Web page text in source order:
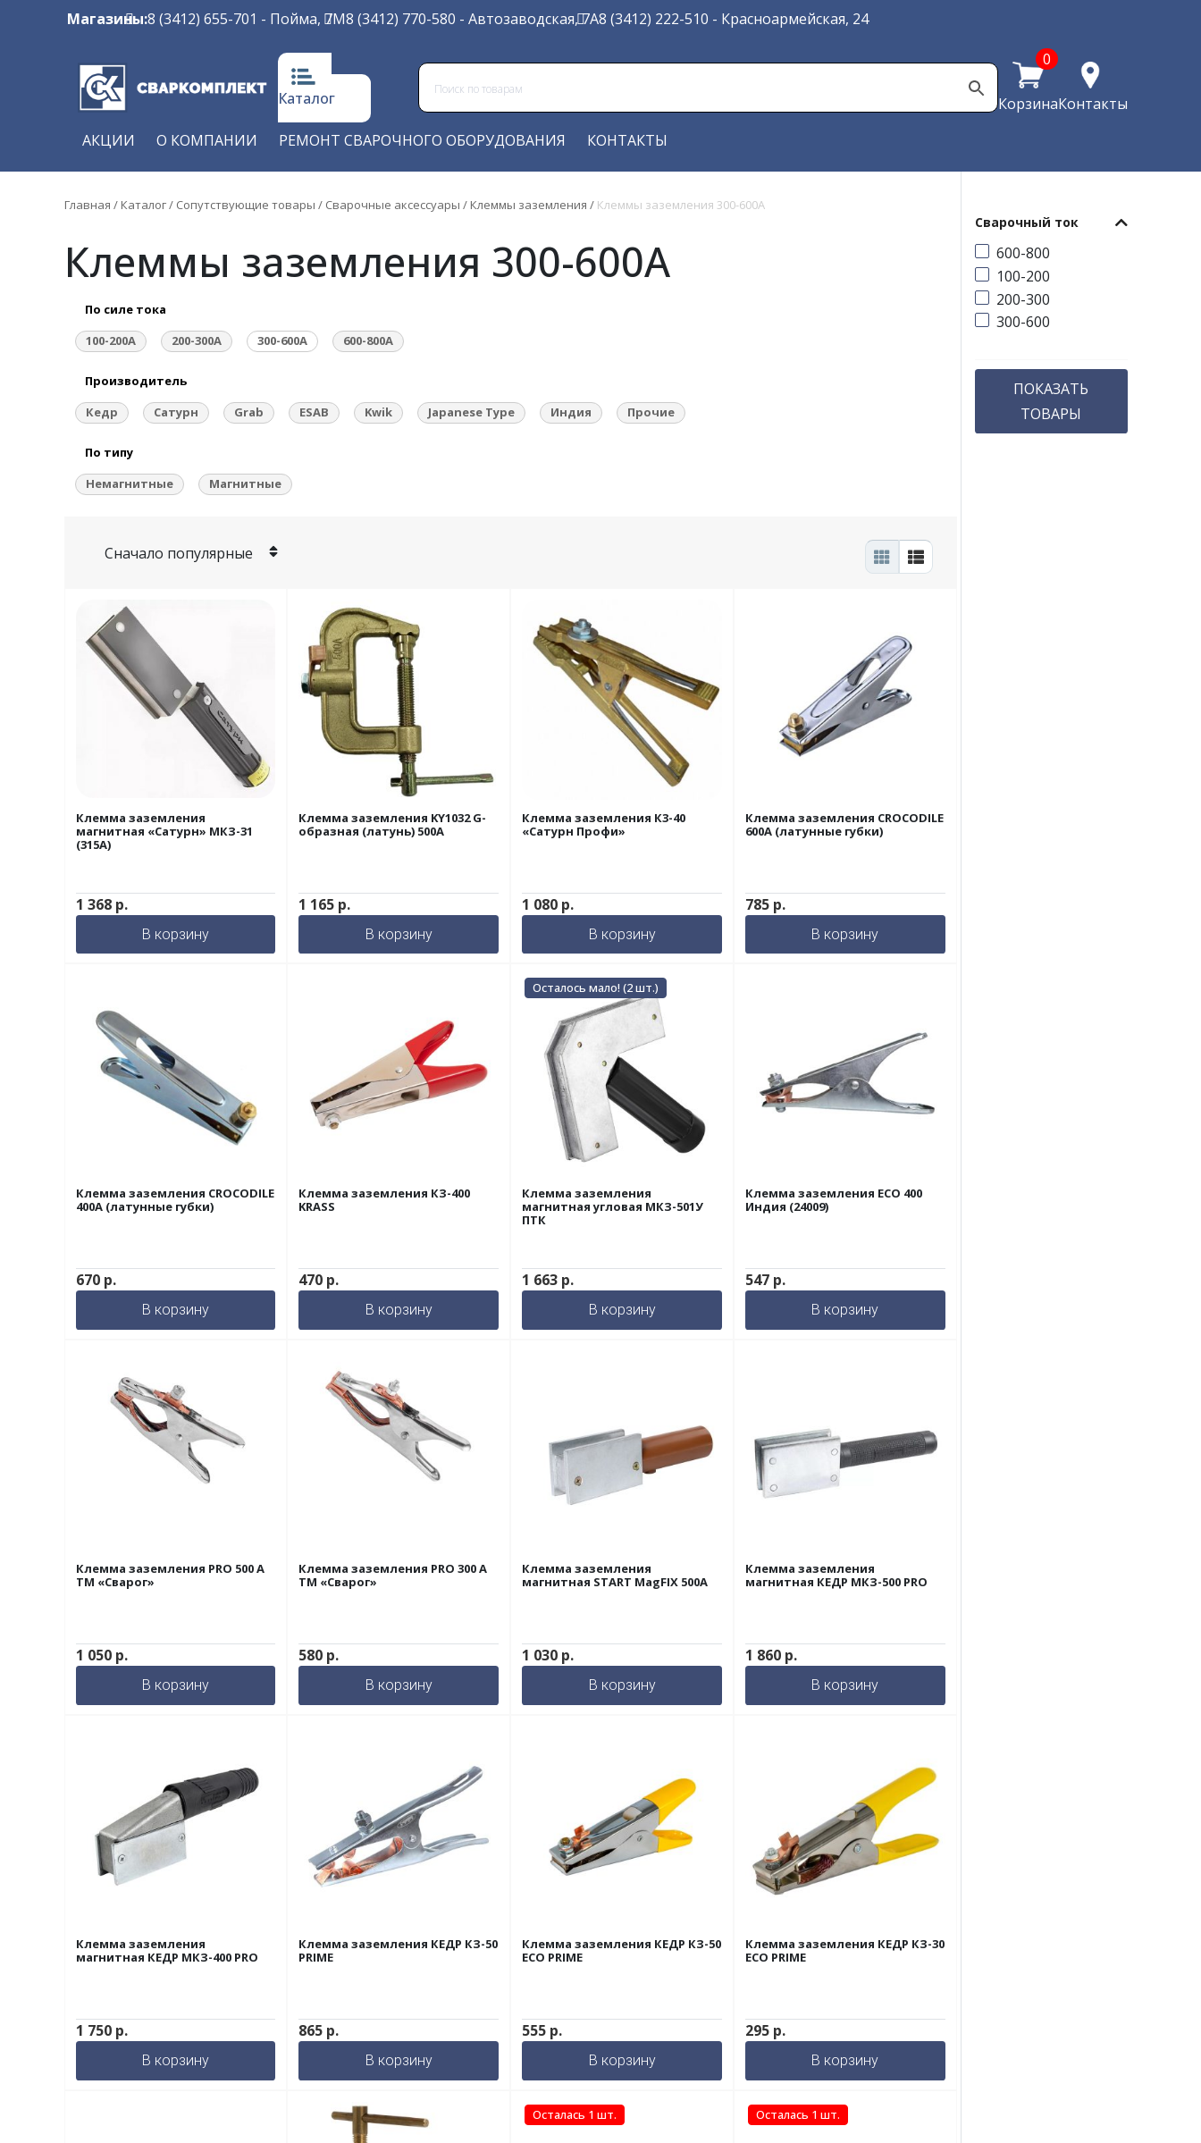
Магазины:8 (3412) 655-701 - Пойма, 7М8 (3412) 770-580 - Автозаводская, 7А8 (3412) 222-510 - Красноармейская, 24
Каталог Корзина
0
Контакты
АКЦИИ
О КОМПАНИИ РЕМОНТ СВАРОЧНОГО ОБОРУДОВАНИЯ КОНТАКТЫ
Главная / Каталог/ Сопутствующие товары / Сварочные аксессуары / Клеммы заземления / Клеммы заземления 300-600А
Клеммы заземления 300-600А
По силе тока
100-200А
200-300А 300-600А 600-800А
Производитель
Кедр
Сатурн Grab ESAB Kwik Japanese Type Индия Прочие
По типу
Немагнитные
Магнитные
Клемма заземления
магнитная «Сатурн» МКЗ-31
(315А)
1 368р.
В корзину
Клемма заземления KY1032 G-
образная (латунь) 500A
1 165 р.
В корзину
Клемма заземления К3-40
«Сатурн Профи»
1 080 р.
В корзину
Клемма заземления CROCODILE
600A (латунные губки)
785р.
В корзину
Клемма заземления CROCODILE
400A (латунные губки)
670р.
В корзину
Клемма заземления КЗ-400
KRASS
470 р.
В корзину
Осталось мало! (2 шт.)
Клемма заземления
магнитная угловая МКЗ-501У
ПТК
1 663 р.
В корзину
Клемма заземления ЕСО 400
Индия (24009)
547р.
В корзину
Клемма заземления PRO 500 А
ТМ «Сварог»
1 050р.
В корзину
Клемма заземления PRO 300 А
ТМ «Сварог»
580 р.
В корзину
Клемма заземления
магнитная START MagFIX 500A
1 030 р.
В корзину
Клемма заземления
магнитная КЕДР МКЗ-500 PRO
1 860р.
В корзину
Клемма заземления
магнитная КЕДР МКЗ-400 PRO
1 750р.
В корзину
Клемма заземления КЕДР КЗ-50
PRIME
865 р.
В корзину
Клемма заземления КЕДР КЗ-50
ECO PRIME
555 р.
В корзину
Клемма заземления КЕДР КЗ-30
ECO PRIME
295р.
В корзину
Осталась 1 шт. Осталась 1 шт.
Сварочный ток
600-800
100-200
200-300
300-600
ПОКАЗАТЬ
ТОВАРЫ